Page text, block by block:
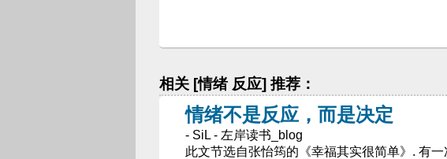
相关 [情绪 反应] 推荐：
情绪不是反应，而是决定
- SiL - 左岸读书_blog
此文节选自张怡筠的《幸福其实很简单》. 有